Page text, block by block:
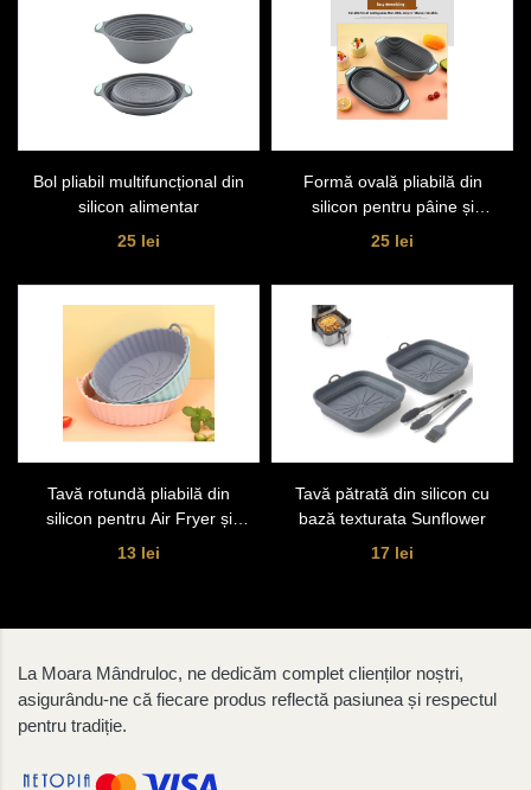
Bol pliabil multifuncțional din
silicon alimentar
25 lei
Formă ovală pliabilă din
silicon pentru pâine și
cozonac
25 lei
Tavă rotundă pliabilă din
silicon pentru Air Fryer și
cuptor
13 lei
Tavă pătrată din silicon cu
bază texturata Sunflower
17 lei
La Moara Mândruloc, ne dedicăm complet clienților noștri,
asigurându-ne că fiecare produs reflectă pasiunea și respectul
pentru tradiție.